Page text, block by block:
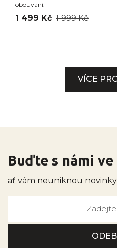
obouvání.
1 499 Kč 1 999 Kč
VÍCE
Buďte s námi
ať vám neuniknou novinky